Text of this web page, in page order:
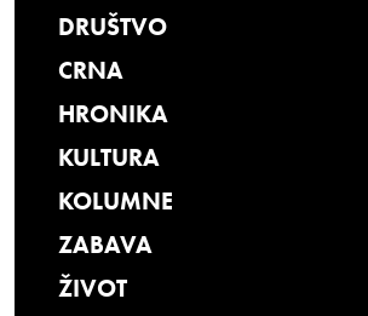
DRUŠTVO
CRNA
HRONIKA
KULTURA
KOLUMNE
ZABAVA
ŽIVOT